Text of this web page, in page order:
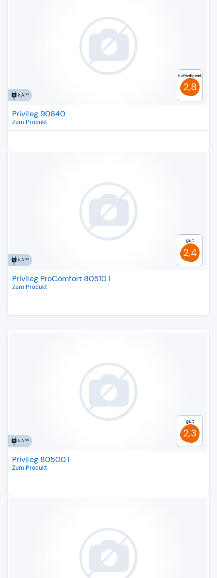
k.A.**
Befriedigend
2,8
Privileg 90640
Zum Produkt
k.A.**
Gut
2,4
Privileg ProComfort 80510 i
Zum Produkt
k.A.**
Gut
2,3
Privileg 80500 i
Zum Produkt